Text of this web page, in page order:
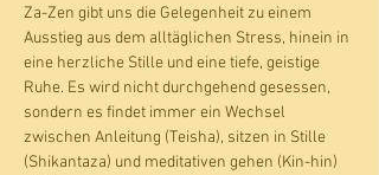
Za-Zen gibt uns die Gelegenheit zu einem
Ausstieg aus dem alltäglichen Stress, hinein in
eine herzliche Stille und eine tiefe, geistige
Ruhe. Es wird nicht durchgehend gesessen,
sondern es findet immer ein Wechsel
zwischen Anleitung (Teisha), sitzen in Stille
(Shikantaza) und meditativen gehen (Kin-hin)